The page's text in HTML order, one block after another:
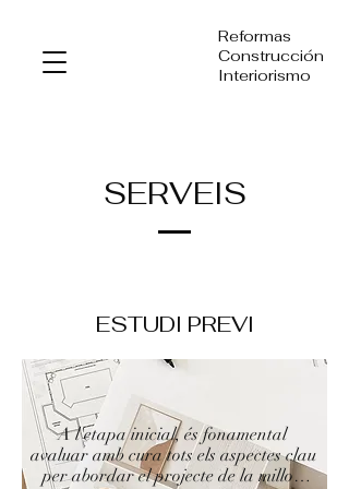
Reformas
Construcción
Interiorismo
SERVEIS
ESTUDI PREVI​​​​
A l'etapa inicial, és fonamental
avaluar amb cura tots els aspectes clau
per abordar el projecte de la millor